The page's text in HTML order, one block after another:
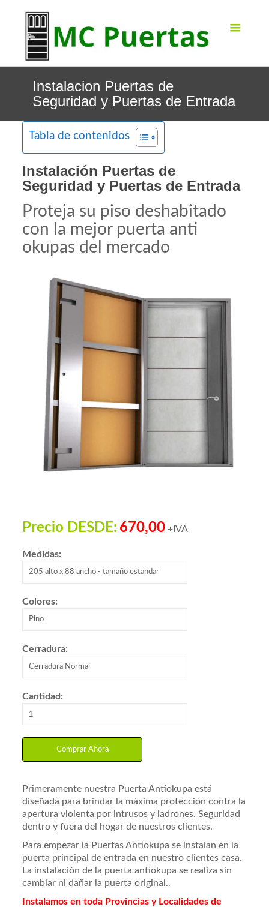
Instalacion Puertas de
Seguridad y Puertas de Entrada
Tabla de contenidos
Instalación Puertas de
Seguridad y Puertas de Entrada
Proteja su piso deshabitado
con la mejor puerta anti
okupas del mercado
Precio DESDE: 670,00 +IVA
Medidas:
Colores:
Cerradura:
Cantidad:
Primeramente nuestra Puerta Antiokupa está
diseñada para brindar la máxima protección contra la
apertura violenta por intrusos y ladrones. Seguridad
dentro y fuera del hogar de nuestros clientes.
Para empezar la Puertas Antiokupa se instalan en la
puerta principal de entrada en nuestro clientes casa.
La instalación de la puerta antiokupa se realiza sin
cambiar ni dañar la puerta original..
Instalamos en toda Provincias y Localidades de